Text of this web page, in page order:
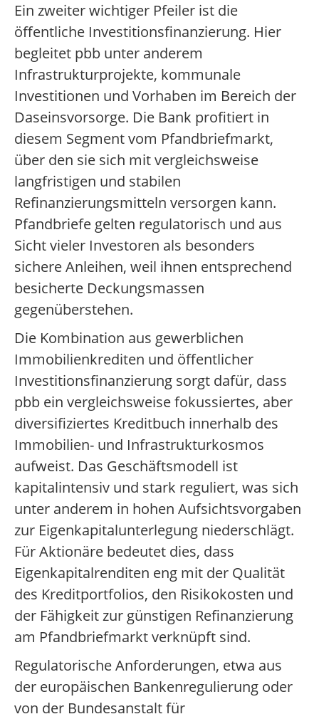
Ein zweiter wichtiger Pfeiler ist die
öffentliche Investitionsfinanzierung. Hier
begleitet pbb unter anderem
Infrastrukturprojekte, kommunale
Investitionen und Vorhaben im Bereich der
Daseinsvorsorge. Die Bank profitiert in
diesem Segment vom Pfandbriefmarkt,
über den sie sich mit vergleichsweise
langfristigen und stabilen
Refinanzierungsmitteln versorgen kann.
Pfandbriefe gelten regulatorisch und aus
Sicht vieler Investoren als besonders
sichere Anleihen, weil ihnen entsprechend
besicherte Deckungsmassen
gegenüberstehen.
Die Kombination aus gewerblichen
Immobilienkrediten und öffentlicher
Investitionsfinanzierung sorgt dafür, dass
pbb ein vergleichsweise fokussiertes, aber
diversifiziertes Kreditbuch innerhalb des
Immobilien- und Infrastrukturkosmos
aufweist. Das Geschäftsmodell ist
kapitalintensiv und stark reguliert, was sich
unter anderem in hohen Aufsichtsvorgaben
zur Eigenkapitalunterlegung niederschlägt.
Für Aktionäre bedeutet dies, dass
Eigenkapitalrenditen eng mit der Qualität
des Kreditportfolios, den Risikokosten und
der Fähigkeit zur günstigen Refinanzierung
am Pfandbriefmarkt verknüpft sind.
Regulatorische Anforderungen, etwa aus
der europäischen Bankenregulierung oder
von der Bundesanstalt für